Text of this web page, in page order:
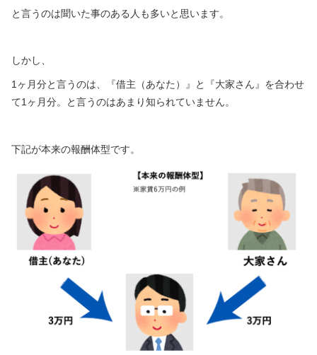
と言うのは聞いた事のある人も多いと思います。
しかし、
1ヶ月分と言うのは、『借主（あなた）』と『大家さん』を合わせ
て1ヶ月分。と言うのはあまり知られていません。
下記が本来の報酬体型です。